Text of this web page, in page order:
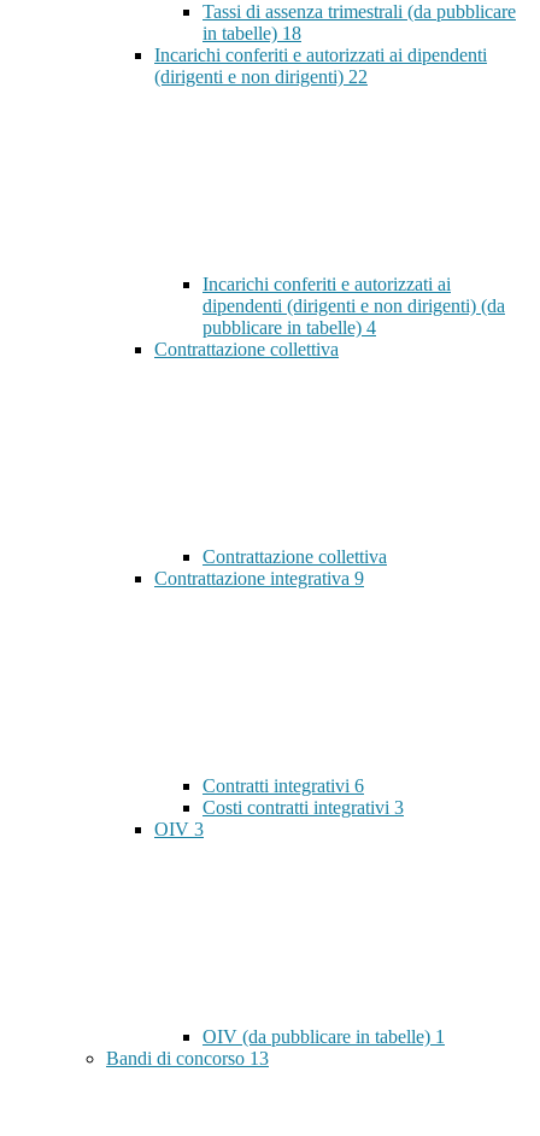
Tassi di assenza trimestrali (da pubblicare
in tabelle) 18
Incarichi conferiti e autorizzati ai dipendenti
(dirigenti e non dirigenti) 22
Incarichi conferiti e autorizzati ai
dipendenti (dirigenti e non dirigenti) (da
pubblicare in tabelle) 4
Contrattazione collettiva
Contrattazione collettiva
Contrattazione integrativa 9
Contratti integrativi 6
Costi contratti integrativi 3
OIV 3
OIV (da pubblicare in tabelle) 1
Bandi di concorso 13